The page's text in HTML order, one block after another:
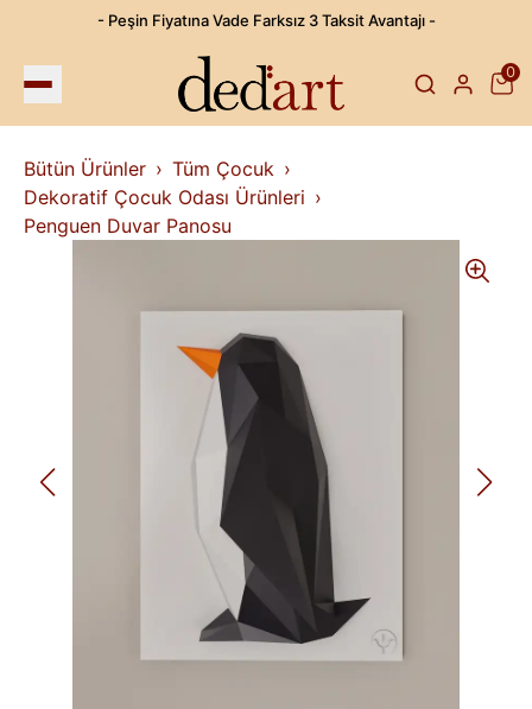
- Peşin Fiyatına Vade Farksız 3 Taksit Avantajı -
0
Bütün Ürünler
Tüm Çocuk
Dekoratif Çocuk Odası Ürünleri
Penguen Duvar Panosu